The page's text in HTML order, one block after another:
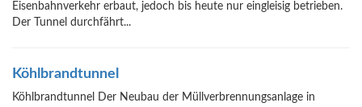
Eisenbahnverkehr erbaut, jedoch bis heute nur eingleisig betrieben.
Der Tunnel durchfährt...
Köhlbrandtunnel
Köhlbrandtunnel Der Neubau der Müllverbrennungsanlage in